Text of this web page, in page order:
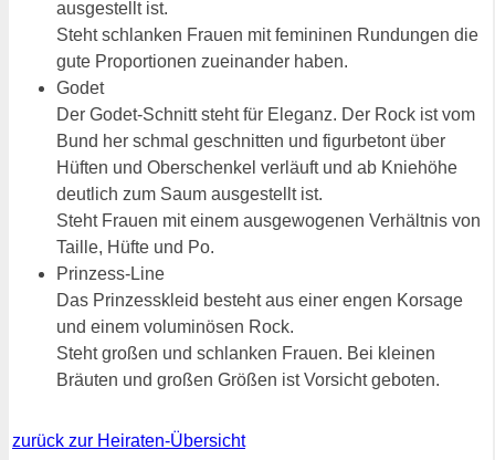
ausgestellt ist.
Steht schlanken Frauen mit femininen Rundungen die
gute Proportionen zueinander haben.
Godet
Der Godet-Schnitt steht für Eleganz. Der Rock ist vom
Bund her schmal geschnitten und figurbetont über
Hüften und Oberschenkel verläuft und ab Kniehöhe
deutlich zum Saum ausgestellt ist.
Steht Frauen mit einem ausgewogenen Verhältnis von
Taille, Hüfte und Po.
Prinzess-Line
Das Prinzesskleid besteht aus einer engen Korsage
und einem voluminösen Rock.
Steht großen und schlanken Frauen. Bei kleinen
Bräuten und großen Größen ist Vorsicht geboten.
zurück zur Heiraten-Übersicht